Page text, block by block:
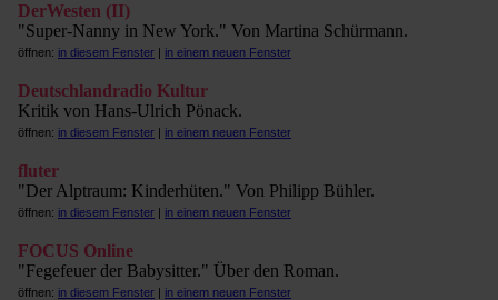
DerWesten (II)
"Super-Nanny in New York." Von Martina Schürmann.
öffnen: in diesem Fenster | in einem neuen Fenster
Deutschlandradio Kultur
Kritik von Hans-Ulrich Pönack.
öffnen: in diesem Fenster | in einem neuen Fenster
fluter
"Der Alptraum: Kinderhüten." Von Philipp Bühler.
öffnen: in diesem Fenster | in einem neuen Fenster
FOCUS Online
"Fegefeuer der Babysitter." Über den Roman.
öffnen: in diesem Fenster | in einem neuen Fenster